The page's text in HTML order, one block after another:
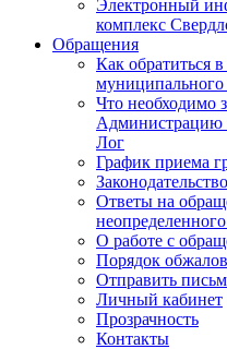
Электронный
комплекс
Обращения
Как обратиться
Что необходимо
Администрацию
Лог
График приема
Ответы на
О работе с
Порядок
Отправить
Личный кабинет
Прозрачность
Контакты